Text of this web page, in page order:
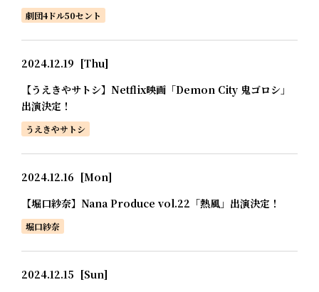
劇団4ドル50セント
2024.12.19 [Thu]
【うえきやサトシ】Netflix映画「Demon City 鬼ゴロシ」
出演決定！
うえきやサトシ
2024.12.16 [Mon]
【堀口紗奈】Nana Produce vol.22「熱風」出演決定！
堀口紗奈
2024.12.15 [Sun]